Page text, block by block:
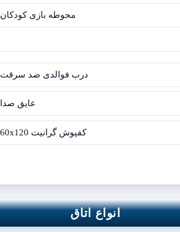
محوطه بازی کودکان
درب فوالدی ضد سرقت
عایق صدا
60x120 کفپوش گرانیت
انواع اتاق